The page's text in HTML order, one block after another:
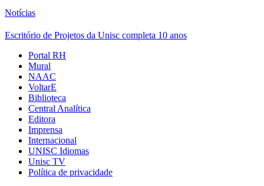
Notícias
Escritório de Projetos da Unisc completa 10 anos
Portal RH
Mural
NAAC
VoltarE
Biblioteca
Central Analítica
Editora
Imprensa
Internacional
UNISC Idiomas
Unisc TV
Política de privacidade